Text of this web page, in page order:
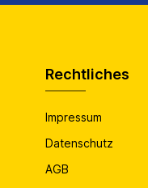
Rechtliches
Impressum
Datenschutz
AGB